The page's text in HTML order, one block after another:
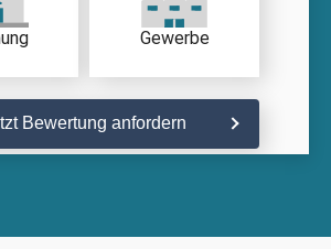
Gewerbe
Bewertung anfordern